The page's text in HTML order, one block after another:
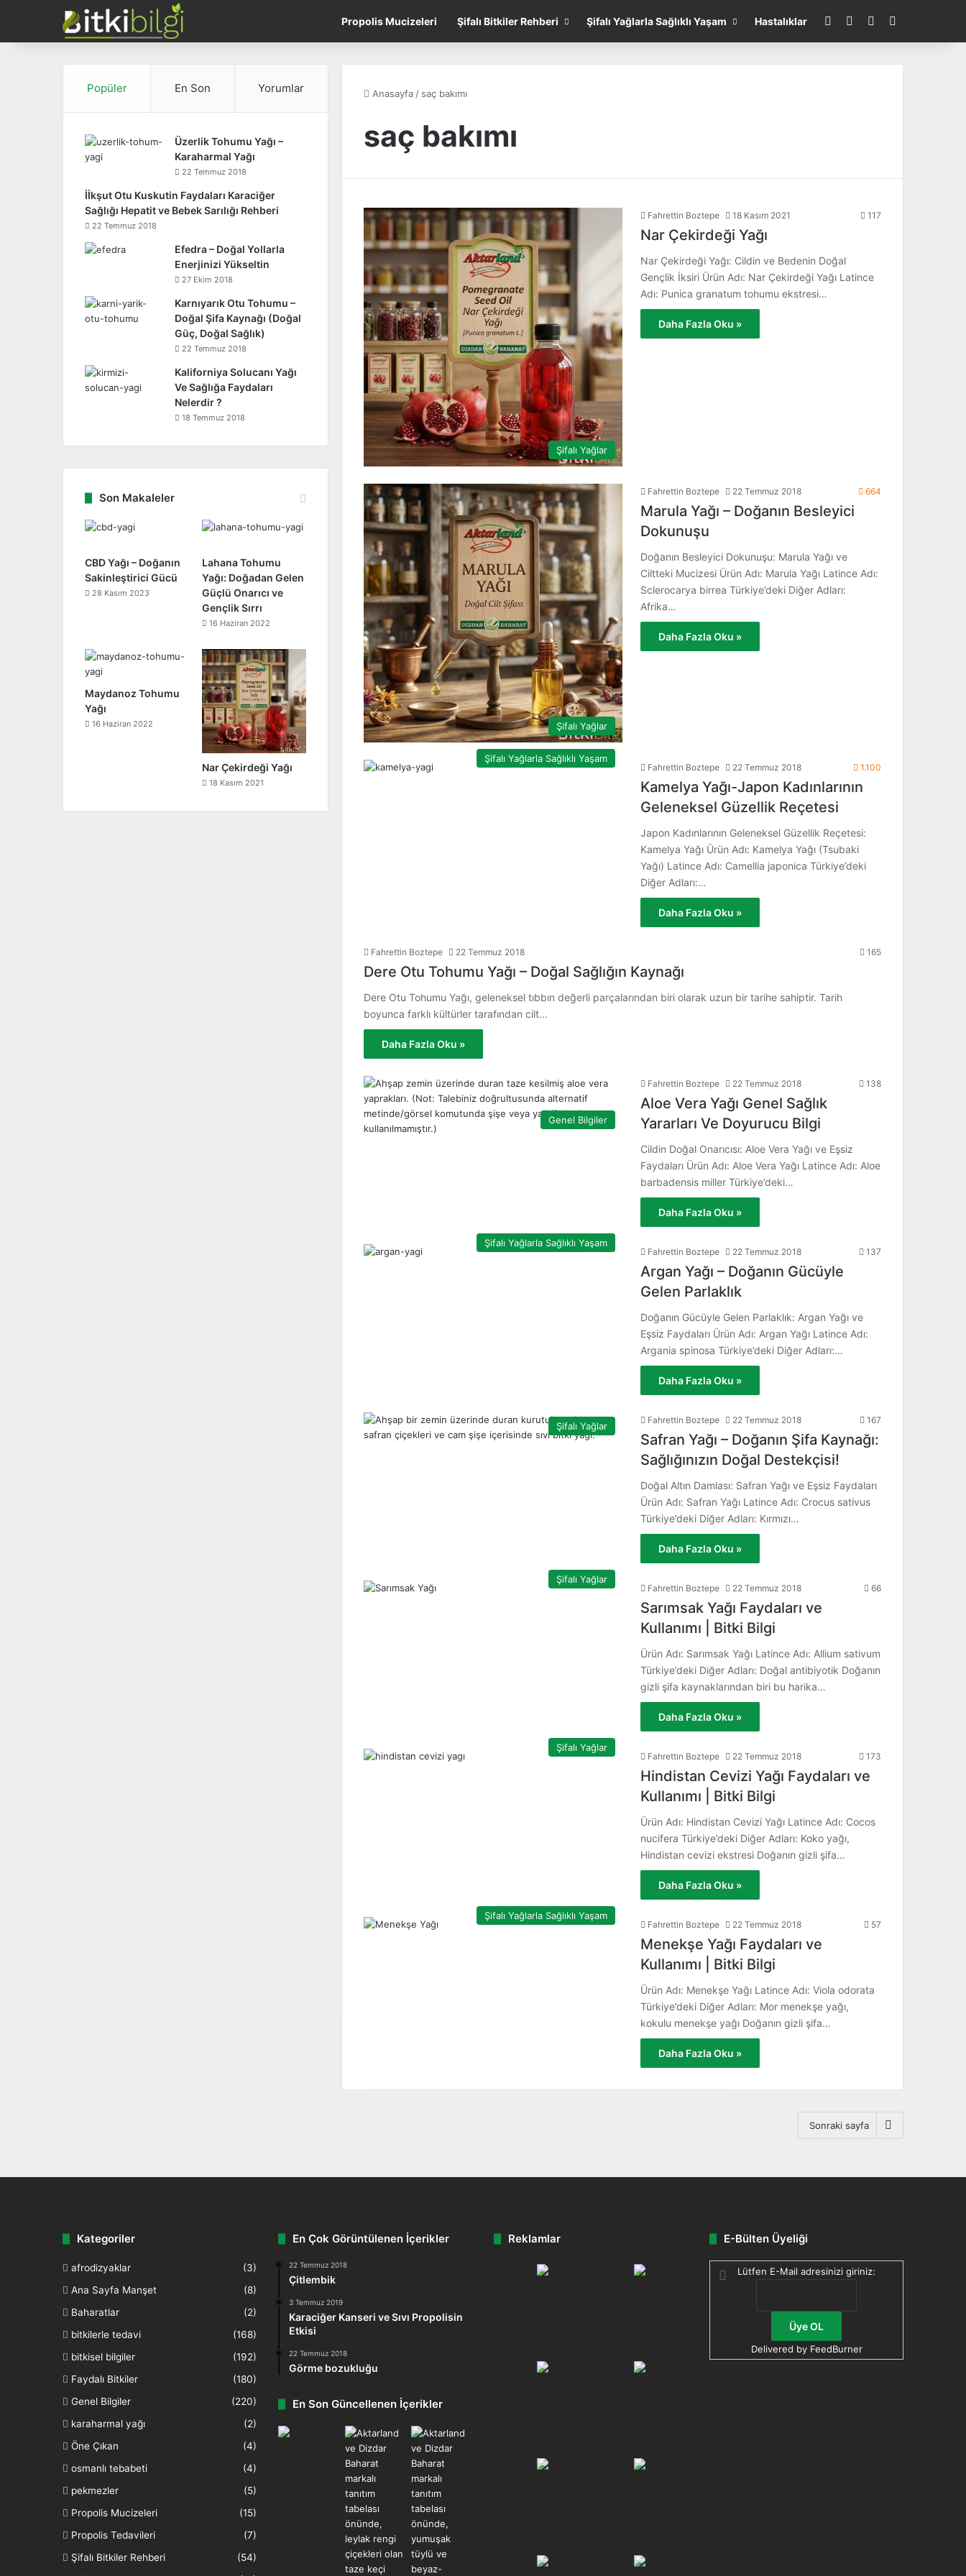
Propolis Mucizeleri Şifalı Bitkiler Rehberi Şifalı Yağlarla Sağlıklı Yaşam Hastalıklar FacebookInstagramWhatsApp
Anasayfa / saç bakımı
saç bakımı
Şifalı Yağlar
Fahrettin Boztepe 18 Kasım 2021 117
Nar Çekirdeği Yağı
Nar Çekirdeği Yağı: Cildin ve Bedenin Doğal
Gençlik İksiri Ürün Adı: Nar Çekirdeği Yağı Latince
Adı: Punica granatum tohumu ekstresi…
Daha Fazla Oku »
Şifalı Yağlar
Fahrettin Boztepe 22 Temmuz 2018 664
Marula Yağı – Doğanın Besleyici
Dokunuşu
Doğanın Besleyici Dokunuşu: Marula Yağı ve
Ciltteki Mucizesi Ürün Adı: Marula Yağı Latince Adı:
Sclerocarya birrea Türkiye’deki Diğer Adları:
Afrika…
Daha Fazla Oku »
Şifalı Yağlarla Sağlıklı Yaşam
Fahrettin Boztepe 22 Temmuz 2018 1.100
Kamelya Yağı-Japon Kadınlarının
Geleneksel Güzellik Reçetesi
Japon Kadınlarının Geleneksel Güzellik Reçetesi:
Kamelya Yağı Ürün Adı: Kamelya Yağı (Tsubaki
Yağı) Latince Adı: Camellia japonica Türkiye’deki
Diğer Adları:…
Daha Fazla Oku »
Fahrettin Boztepe 22 Temmuz 2018 165
Dere Otu Tohumu Yağı – Doğal Sağlığın Kaynağı
Dere Otu Tohumu Yağı, geleneksel tıbbın değerli parçalarından biri olarak uzun bir tarihe sahiptir. Tarih
boyunca farklı kültürler tarafından cilt…
Daha Fazla Oku »
Genel Bilgiler
Fahrettin Boztepe 22 Temmuz 2018 138
Aloe Vera Yağı Genel Sağlık
Yararları Ve Doyurucu Bilgi
Cildin Doğal Onarıcısı: Aloe Vera Yağı ve Eşsiz
Faydaları Ürün Adı: Aloe Vera Yağı Latince Adı: Aloe
barbadensis miller Türkiye’deki…
Daha Fazla Oku »
Şifalı Yağlarla Sağlıklı Yaşam
Fahrettin Boztepe 22 Temmuz 2018 137
Argan Yağı – Doğanın Gücüyle
Gelen Parlaklık
Doğanın Gücüyle Gelen Parlaklık: Argan Yağı ve
Eşsiz Faydaları Ürün Adı: Argan Yağı Latince Adı:
Argania spinosa Türkiye’deki Diğer Adları:…
Daha Fazla Oku »
Şifalı Yağlar
Fahrettin Boztepe 22 Temmuz 2018 167
Safran Yağı – Doğanın Şifa Kaynağı:
Sağlığınızın Doğal Destekçisi!
Doğal Altın Damlası: Safran Yağı ve Eşsiz Faydaları
Ürün Adı: Safran Yağı Latince Adı: Crocus sativus
Türkiye’deki Diğer Adları: Kırmızı…
Daha Fazla Oku »
Şifalı Yağlar
Fahrettin Boztepe 22 Temmuz 2018 66
Sarımsak Yağı Faydaları ve
Kullanımı | Bitki Bilgi
Ürün Adı: Sarımsak Yağı Latince Adı: Allium sativum
Türkiye’deki Diğer Adları: Doğal antibiyotik Doğanın
gizli şifa kaynaklarından biri bu harika…
Daha Fazla Oku »
Şifalı Yağlar
Fahrettin Boztepe 22 Temmuz 2018 173
Hindistan Cevizi Yağı Faydaları ve
Kullanımı | Bitki Bilgi
Ürün Adı: Hindistan Cevizi Yağı Latince Adı: Cocos
nucifera Türkiye’deki Diğer Adları: Koko yağı,
Hindistan cevizi ekstresi Doğanın gizli şifa…
Daha Fazla Oku »
Şifalı Yağlarla Sağlıklı Yaşam
Fahrettin Boztepe 22 Temmuz 2018 57
Menekşe Yağı Faydaları ve
Kullanımı | Bitki Bilgi
Ürün Adı: Menekşe Yağı Latince Adı: Viola odorata
Türkiye’deki Diğer Adları: Mor menekşe yağı,
kokulu menekşe yağı Doğanın gizli şifa…
Daha Fazla Oku »
Sonraki sayfa
Popüler En Son Yorumlar
Üzerlik Tohumu Yağı –
Karaharmal Yağı
22 Temmuz 2018
İİkşut Otu Kuskutin Faydaları Karaciğer
Sağlığı Hepatit ve Bebek Sarılığı Rehberi
22 Temmuz 2018
Efedra – Doğal Yollarla
Enerjinizi Yükseltin
27 Ekim 2018
Karnıyarık Otu Tohumu –
Doğal Şifa Kaynağı (Doğal
Güç, Doğal Sağlık)
22 Temmuz 2018
Kaliforniya Solucanı Yağı
Ve Sağlığa Faydaları
Nelerdir ?
18 Temmuz 2018
Son Makaleler
CBD Yağı – Doğanın
Sakinleştirici Gücü
28 Kasım 2023
Lahana Tohumu
Yağı: Doğadan Gelen
Güçlü Onarıcı ve
Gençlik Sırrı
16 Haziran 2022
Maydanoz Tohumu
Yağı
16 Haziran 2022
Nar Çekirdeği Yağı
18 Kasım 2021
Kategoriler
afrodizyaklar
(3)
Ana Sayfa Manşet
(8)
Baharatlar
(2)
bitkilerle tedavi
(168)
bitkisel bilgiler
(192)
Faydalı Bitkiler
(180)
Genel Bilgiler
(220)
karaharmal yağı
(2)
Öne Çıkan
(4)
osmanlı tebabeti
(4)
pekmezler
(5)
Propolis Mucizeleri
(15)
Propolis Tedavileri
(7)
Şifalı Bitkiler Rehberi
(54)
En Çok Görüntülenen İçerikler
22 Temmuz 2018
Çitlembik
3 Temmuz 2019
Karaciğer Kanseri ve Sıvı Propolisin
Etkisi
22 Temmuz 2018
Görme bozukluğu
En Son Güncellenen İçerikler
Reklamlar E-Bülten Üyeliği
Lütfen E-Mail adresinizi giriniz:
Delivered by FeedBurner